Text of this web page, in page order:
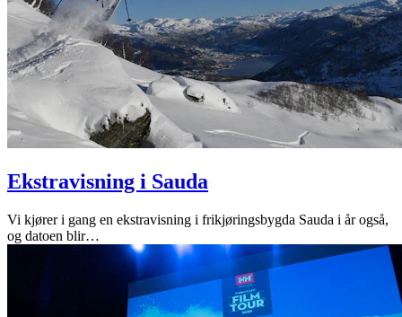
Ekstravisning i Sauda
Vi kjører i gang en ekstravisning i frikjøringsbygda Sauda i år også,
og datoen blir…